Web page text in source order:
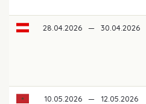
28.04.2026 — 30.04.2026
10.05.2026 — 12.05.2026